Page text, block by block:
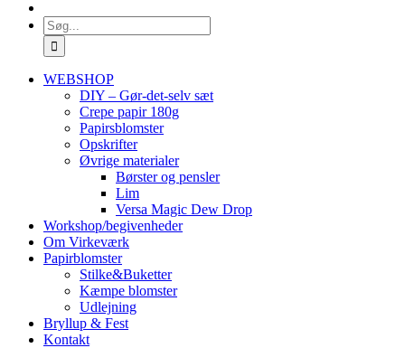
Søg
efter:
WEBSHOP
DIY – Gør-det-selv sæt
Crepe papir 180g
Papirsblomster
Opskrifter
Øvrige materialer
Børster og pensler
Lim
Versa Magic Dew Drop
Workshop/begivenheder
Om Virkeværk
Papirblomster
Stilke&Buketter
Kæmpe blomster
Udlejning
Bryllup & Fest
Kontakt